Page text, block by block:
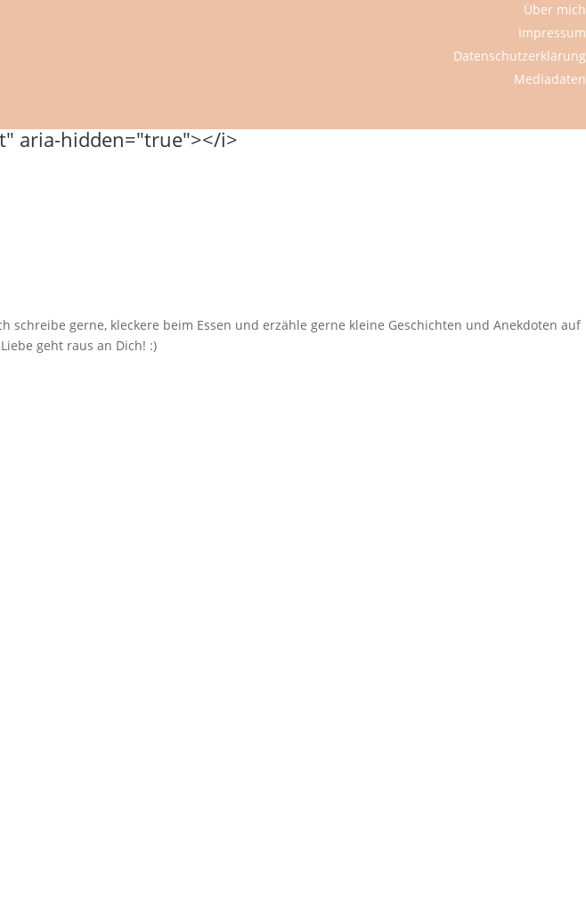
Über mich
Impressum
Datenschutzerklärung
Mediadaten
gerne, kleckere beim Essen und erzähle gerne kleine Geschichten und Anekdoten auf
geht raus an Dich! :)